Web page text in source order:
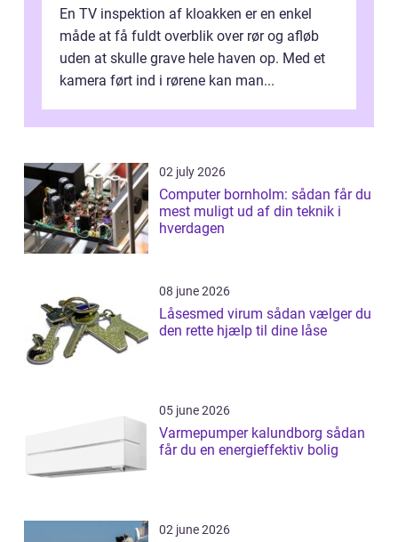
En TV inspektion af kloakken er en enkel
måde at få fuldt overblik over rør og afløb
uden at skulle grave hele haven op. Med et
kamera ført ind i rørene kan man...
02 july 2026
Computer bornholm: sådan får du
mest muligt ud af din teknik i
hverdagen
08 june 2026
Låsesmed virum sådan vælger du
den rette hjælp til dine låse
05 june 2026
Varmepumper kalundborg sådan
får du en energieffektiv bolig
02 june 2026